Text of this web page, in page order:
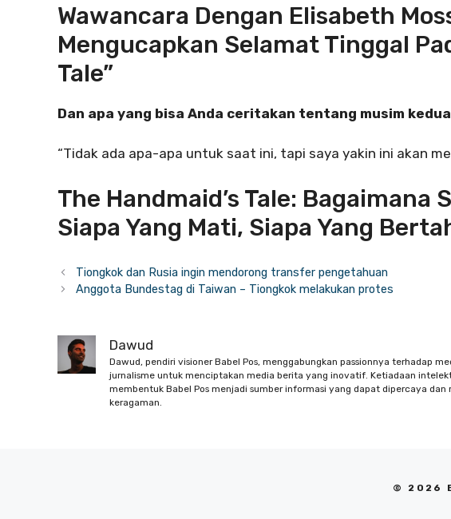
Wawancara Dengan Elisabeth
Mengucapkan Selamat Tinggal
Tale”
Dan apa yang bisa Anda ceritakan tentang musim
“Tidak ada apa-apa untuk saat ini, tapi saya yakin ini akan
The Handmaid’s Tale: Bagaimana
Siapa Yang Mati, Siapa Yang
Tiongkok dan Rusia ingin mendorong transfer pengetahuan
Anggota Bundestag di Taiwan – Tiongkok melakukan protes
Dawud
Dawud, pendiri visioner Babel Pos, menggabungkan passionnya terhadap
jurnalisme untuk menciptakan media berita yang inovatif. Ketiadaan
membentuk Babel Pos menjadi sumber informasi yang dapat dipercaya
keragaman.
© 2026